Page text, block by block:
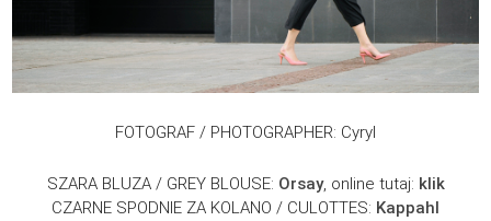
FOTOGRAF / PHOTOGRAPHER: Cyryl
SZARA BLUZA / GREY BLOUSE: Orsay, online tutaj: klik
CZARNE SPODNIE ZA KOLANO / CULOTTES: Kappahl